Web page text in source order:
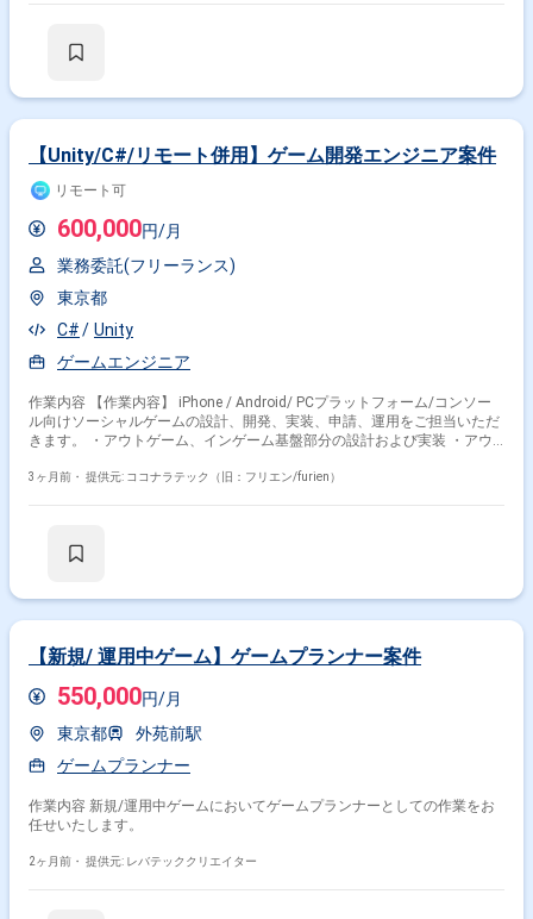
【Unity/C#/リモート併用】ゲーム開発エンジニア案件
リモート可
600,000円/月
業務委託(フリーランス)
東京都
C#
Unity
ゲームエンジニア
作業内容 【作業内容】 iPhone / Android/ PCプラットフォーム/コンソー
ル向けソーシャルゲームの設計、開発、実装、申請、運用をご担当いただ
きます。 ・アウトゲーム、インゲーム基盤部分の設計および実装 ・アウ
ンゲーム機能部分の量産設計および実装 ・アウトゲーム、インゲーム部分
を重んじる方です。 ・ゲームシステムを理解して制作できる方です。 ・
3ヶ月前・ 提供元: ココナラテック（旧：フリエン/furien）
【新規/ 運用中ゲーム】ゲームプランナー案件
550,000円/月
東京都
外苑前駅
ゲームプランナー
作業内容 新規/運用中ゲームにおいてゲームプランナーとしての作業をお
任せいたします。
2ヶ月前・ 提供元: レバテッククリエイター